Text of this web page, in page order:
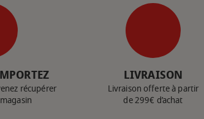
récupérer
LIVRAISON
Livraison offerte à partir
de 299€ d’achat